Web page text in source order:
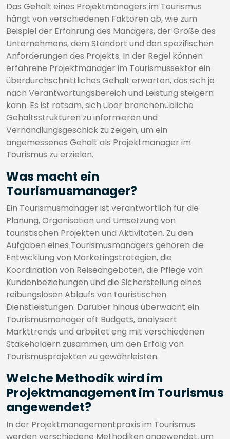
Das Gehalt eines Projektmanagers im Tourismus
hängt von verschiedenen Faktoren ab, wie zum
Beispiel der Erfahrung des Managers, der Größe des
Unternehmens, dem Standort und den spezifischen
Anforderungen des Projekts. In der Regel können
erfahrene Projektmanager im Tourismussektor ein
überdurchschnittliches Gehalt erwarten, das sich je
nach Verantwortungsbereich und Leistung steigern
kann. Es ist ratsam, sich über branchenübliche
Gehaltsstrukturen zu informieren und
Verhandlungsgeschick zu zeigen, um ein
angemessenes Gehalt als Projektmanager im
Tourismus zu erzielen.
Was macht ein
Tourismusmanager?
Ein Tourismusmanager ist verantwortlich für die
Planung, Organisation und Umsetzung von
touristischen Projekten und Aktivitäten. Zu den
Aufgaben eines Tourismusmanagers gehören die
Entwicklung von Marketingstrategien, die
Koordination von Reiseangeboten, die Pflege von
Kundenbeziehungen und die Sicherstellung eines
reibungslosen Ablaufs von touristischen
Dienstleistungen. Darüber hinaus überwacht ein
Tourismusmanager oft Budgets, analysiert
Markttrends und arbeitet eng mit verschiedenen
Stakeholdern zusammen, um den Erfolg von
Tourismusprojekten zu gewährleisten.
Welche Methodik wird im
Projektmanagement im Tourismus
angewendet?
In der Projektmanagementpraxis im Tourismus